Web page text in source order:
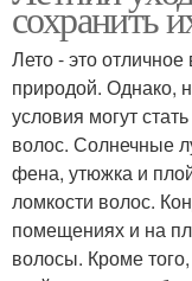
сохранить
Лето - это
природой. Однако,
условия могут
волос. Солнечные
фена, утюжка и
ломкости волос.
помещениях и на
волосы. Кроме